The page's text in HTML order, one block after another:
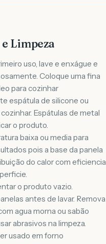
Limpeza
uso, lave e enxágue e
Coloque uma fina
para cozinhar
espátula de silicone ou
Espátulas de metal
o produto.
baixa ou media para
pois a base da panela
do calor com eficiencia
o produto vazio.
antes de lavar. Remova
agua morna ou sabão
abrasivos na limpeza.
usado em forno